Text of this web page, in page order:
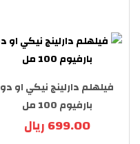
فيلهلم دارلينج نيكي او دو
بارفيوم 100 مل
699.00 ريال